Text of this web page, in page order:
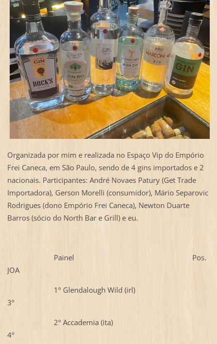
Organizada por mim e realizada no Espaço Vip do Empório
Frei Caneca, em São Paulo, sendo de 4 gins importados e 2
nacionais. Participantes: André Novaes Patury (Get Trade
Importadora), Gerson Morelli (consumidor), Mário Separovic
Rodrigues (dono Empório Frei Caneca), Newton Duarte
Barros (sócio do North Bar e Grill) e eu.
Painel Pos.
JOA
1º Glendalough Wild (irl)
3º
2º Accademia (ita)
4º